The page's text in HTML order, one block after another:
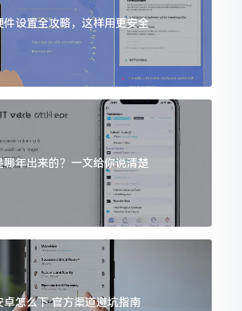
设置全攻略，这样用更安全
年出来的？一文给你说清楚
怎么下 官方渠道避坑指南